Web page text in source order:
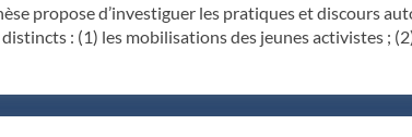
propose d’investiguer les pratiques et discours
: (1) les mobilisations des jeunes activistes ;